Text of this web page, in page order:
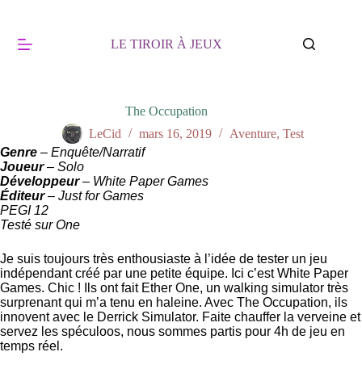
LE TIROIR À JEUX
The Occupation
LeCid
mars 16, 2019 Aventure, Test
Genre – Enquête/Narratif
Joueur– Solo
Développeur– White Paper Games
Éditeur– Just for Games
PEGI 12
Testé sur One
Je suis toujours très enthousiaste à l’idée de tester un jeu
indépendant créé par une petite équipe. Ici c’est White Paper
Games. Chic ! Ils ont fait Ether One, un walking simulator très
surprenant qui m’a tenu en haleine. Avec The Occupation, ils
innovent avec le Derrick Simulator. Faite chauffer la verveine et
servez les spéculoos, nous sommes partis pour 4h de jeu en
temps réel.